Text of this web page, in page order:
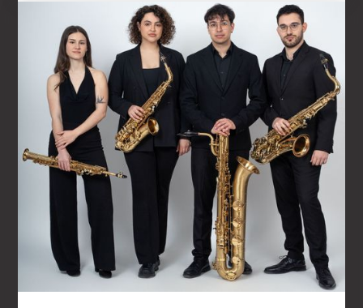
Kulturring Attendorn mit vielseitigem